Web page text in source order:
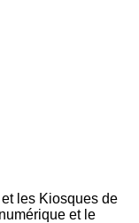
les Kiosques de
et le